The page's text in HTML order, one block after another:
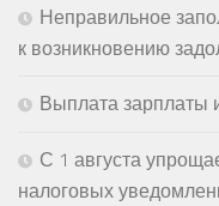
Неправильное
к возникновению
Выплата зарплаты
С 1 августа
налоговых